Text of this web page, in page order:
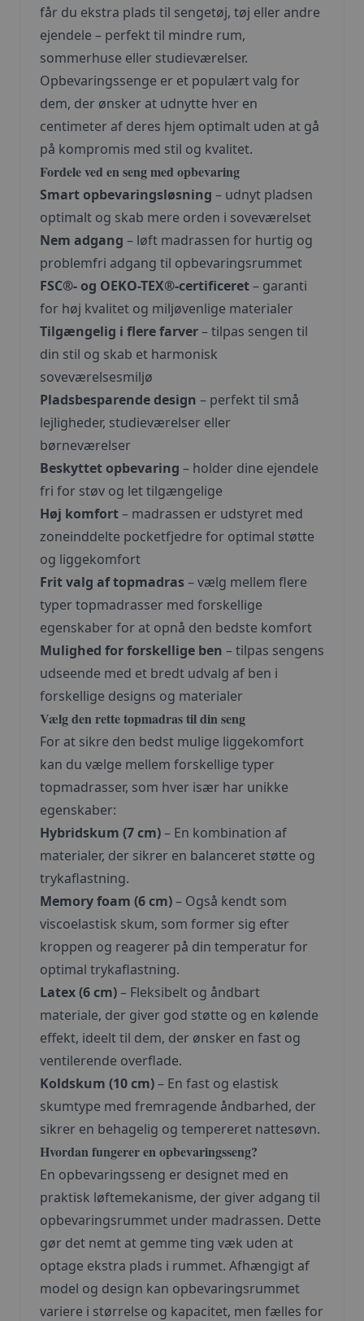
får du ekstra plads til sengetøj, tøj eller andre
ejendele – perfekt til mindre rum,
sommerhuse eller studieværelser.
Opbevaringssenge er et populært valg for
dem, der ønsker at udnytte hver en
centimeter af deres hjem optimalt uden at gå
på kompromis med stil og kvalitet.
Fordele ved en seng med opbevaring
Smart opbevaringsløsning – udnyt pladsen
optimalt og skab mere orden i soveværelset
Nem adgang – løft madrassen for hurtig og
problemfri adgang til opbevaringsrummet
FSC®- og OEKO-TEX®-certificeret– garanti
for høj kvalitet og miljøvenlige materialer
Tilgængelig i flere farver– tilpas sengen til
din stil og skab et harmonisk
soveværelsesmiljø
Pladsbesparende design – perfekt til små
lejligheder, studieværelser eller
børneværelser
Beskyttet opbevaring – holder dine ejendele
fri for støv og let tilgængelige
Høj komfort– madrassen er udstyret med
zoneinddelte pocketfjedre for optimal støtte
og liggekomfort
Frit valg af topmadras– vælg mellem flere
typer topmadrasser med forskellige
egenskaber for at opnå den bedste komfort
Mulighed for forskellige ben – tilpas sengens
udseende med et bredt udvalg af ben i
forskellige designs og materialer
Vælg den rette topmadras til din seng
For at sikre den bedst mulige liggekomfort
kan du vælge mellem forskellige typer
topmadrasser, som hver især har unikke
egenskaber:
Hybridskum (7 cm)– En kombination af
materialer, der sikrer en balanceret støtte og
trykaflastning.
Memory foam (6 cm)– Også kendt som
viscoelastisk skum, som former sig efter
kroppen og reagerer på din temperatur for
optimal trykaflastning.
Latex (6 cm)– Fleksibelt og åndbart
materiale, der giver god støtte og en kølende
effekt, ideelt til dem, der ønsker en fast og
ventilerende overflade.
Koldskum (10 cm)– En fast og elastisk
skumtype med fremragende åndbarhed, der
sikrer en behagelig og tempereret nattesøvn.
Hvordan fungerer en opbevaringsseng?
En opbevaringsseng er designet med en
praktisk løftemekanisme, der giver adgang til
opbevaringsrummet under madrassen. Dette
gør det nemt at gemme ting væk uden at
optage ekstra plads i rummet. Afhængigt af
model og design kan opbevaringsrummet
variere i størrelse og kapacitet, men fælles for